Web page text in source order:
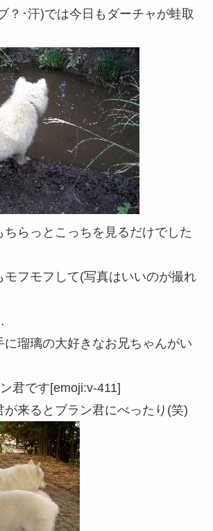
？･汗)では今日もダーチャが蛙取
ちらっとこっちを見るだけでした
モフモフして(写真はいいのが撮れ
に瑠璃の大好きなお兄ちゃんがい
君です[emoji:v-411]
が来るとブラン君にべったり(笑)